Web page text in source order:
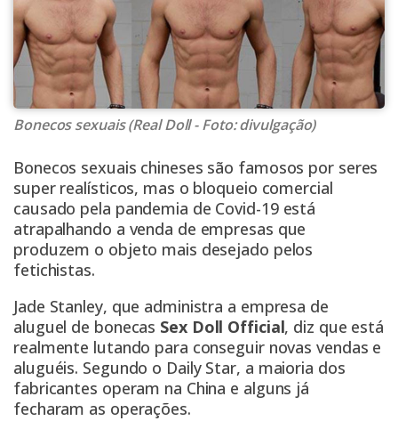
Bonecos sexuais (Real Doll - Foto: divulgação)
Bonecos sexuais chineses são famosos por seres
super realísticos, mas o bloqueio comercial
causado pela pandemia de Covid-19 está
atrapalhando a venda de empresas que
produzem o objeto mais desejado pelos
fetichistas.
Jade Stanley, que administra a empresa de
aluguel de bonecas Sex Doll Official, diz que está
realmente lutando para conseguir novas vendas e
aluguéis. Segundo o Daily Star, a maioria dos
fabricantes operam na China e alguns já
fecharam as operações.